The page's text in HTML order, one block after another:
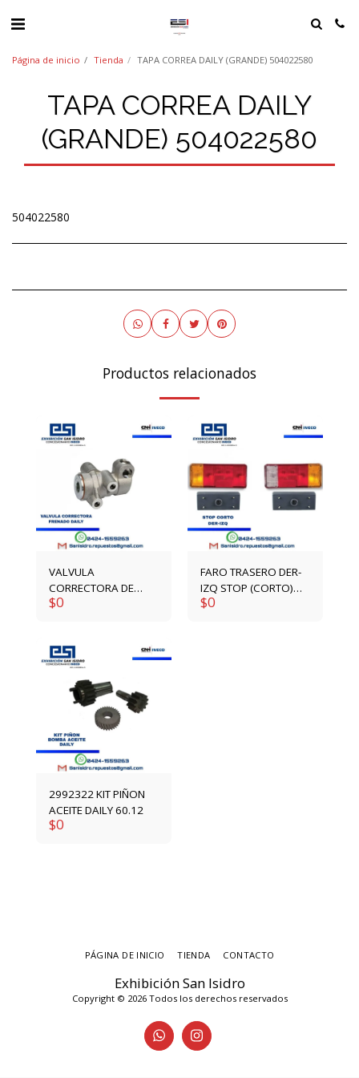
Página de inicio Tienda TAPA CORREA DAILY (GRANDE) 504022580
TAPA CORREA DAILY
(GRANDE) 504022580
504022580
Productos relacionados
VALVULA
CORRECTORA DE
FRENADO DAILY
$0
FARO TRASERO DER-
IZQ STOP (CORTO)
1904639-1904640
$0
2992322 KIT PIÑON
ACEITE DAILY 60.12
$0
Exhibición San Isidro
Copyright © 2026 Todos los derechos reservados
PÁGINA DE INICIO TIENDA CONTACTO